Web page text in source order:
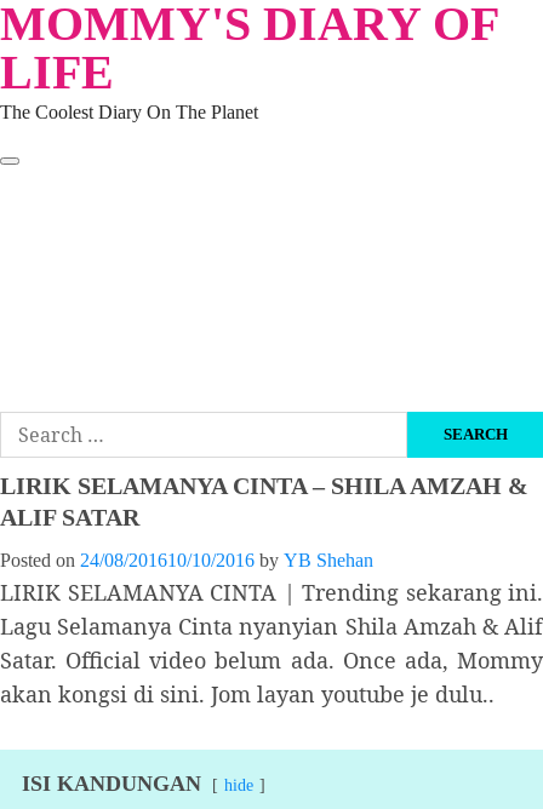
Skip
to
content
MOMMY'S DIARY OF
LIFE
The Coolest Diary On The Planet
Search
for:
LIRIK SELAMANYA CINTA – SHILA AMZAH &
ALIF SATAR
Posted on 24/08/201610/10/2016 by YB Shehan
LIRIK SELAMANYA CINTA | Trending sekarang ini.
Lagu Selamanya Cinta nyanyian Shila Amzah & Alif
Satar. Official video belum ada. Once ada, Mommy
akan kongsi di sini. Jom layan youtube je dulu..
ISI KANDUNGAN hide